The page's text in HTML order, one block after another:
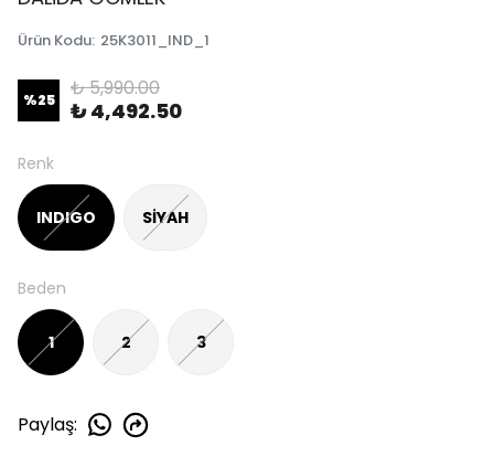
Ürün Kodu: 25K3011_IND_1
%25 ₺ 5,990.00
₺ 4,492.50
Renk
INDIGO SİYAH
Beden
1 2 3
Paylaş: